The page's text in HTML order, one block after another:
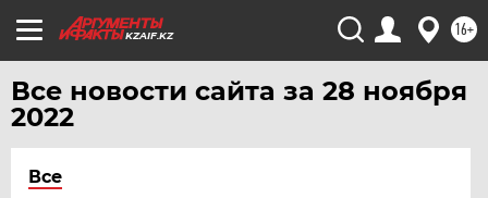
KZAIF.KZ 16+
Все новости сайта за 28 ноября
2022
Все